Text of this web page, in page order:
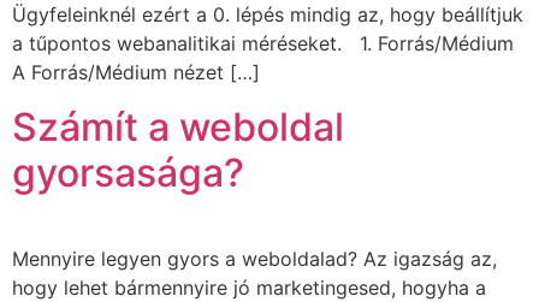
Ügyfeleinknél ezért a 0. lépés mindig az, hogy beállítjuk
a tűpontos webanalitikai méréseket. 1. Forrás/Médium
A Forrás/Médium nézet […]
Számít a weboldal
gyorsasága?
Mennyire legyen gyors a weboldalad? Az igazság az,
hogy lehet bármennyire jó marketingesed, hogyha a